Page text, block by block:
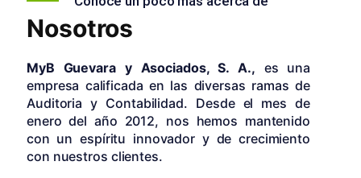
Nosotros
MyB Guevara y Asociados, S. A., es una
empresa calificada en las diversas ramas de
Auditoria y Contabilidad. Desde el mes de
enero del año 2012, nos hemos mantenido
con un espíritu innovador y de crecimiento
con nuestros clientes.